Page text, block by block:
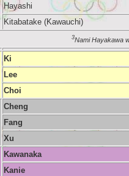
Hayashi
Kitabatake (Kawauchi)
3Nami Hayakawa
Ki
Lee
Choi
Cheng
Fang
Xu
Kawanaka
Kanie